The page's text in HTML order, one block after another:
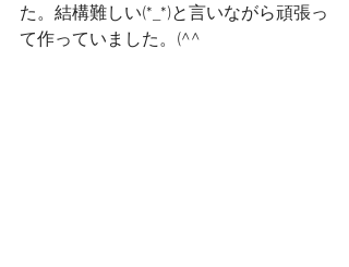
た。結構難しい(*_*)と言いながら頑張っ
て作っていました。(^^ゞ